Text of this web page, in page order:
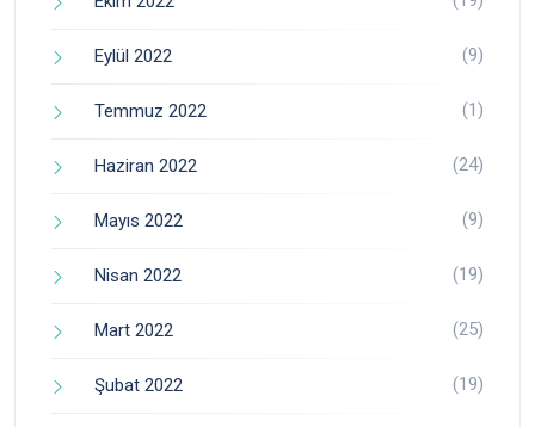
Eylül 2022 (9)
Temmuz 2022 (1)
Haziran 2022 (24)
Mayıs 2022 (9)
Nisan 2022 (19)
Mart 2022 (25)
Şubat 2022 (19)